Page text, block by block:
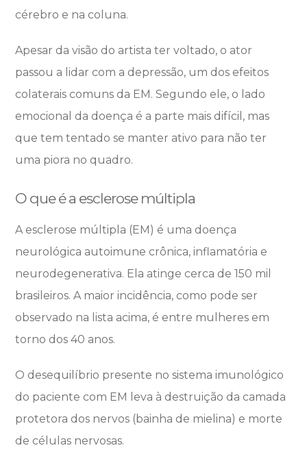
cérebro e na coluna.
Apesar da visão do artista ter voltado, o ator
passou a lidar com a depressão, um dos efeitos
colaterais comuns da EM. Segundo ele, o lado
emocional da doença é a parte mais difícil, mas
que tem tentado se manter ativo para não ter
uma piora no quadro.
O que é a esclerose múltipla
A esclerose múltipla (EM) é uma doença
neurológica autoimune crônica, inflamatória e
neurodegenerativa. Ela atinge cerca de 150 mil
brasileiros. A maior incidência, como pode ser
observado na lista acima, é entre mulheres em
torno dos 40 anos.
O desequilíbrio presente no sistema imunológico
do paciente com EM leva à destruição da camada
protetora dos nervos (bainha de mielina) e morte
de células nervosas.